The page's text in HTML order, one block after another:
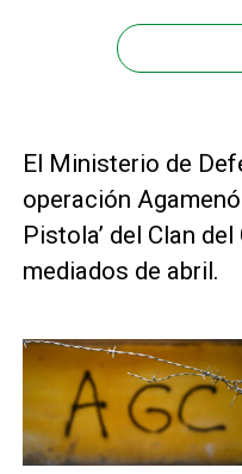
El Ministerio de
operación
Pistola’ del Clan
mediados de abril.